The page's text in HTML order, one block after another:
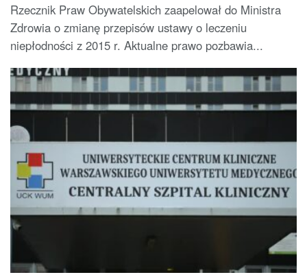
Rzecznik Praw Obywatelskich zaapelował do Ministra
Zdrowia o zmianę przepisów ustawy o leczeniu
niepłodności z 2015 r. Aktualne prawo pozbawia...